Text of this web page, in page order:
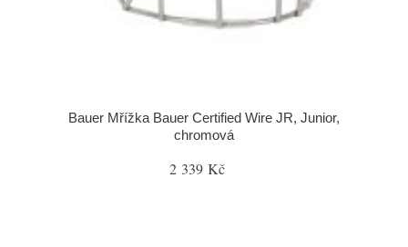
Bauer Mřížka Bauer Certified Wire JR, Junior,
chromová
2 339 Kč